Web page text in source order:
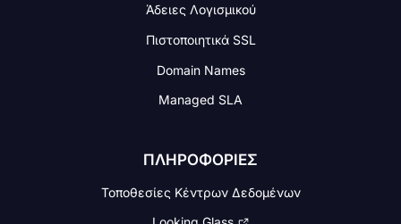
Άδειες Λογισμικού
Πιστοποιητικά SSL
Domain Names
Managed SLA
ΠΛΗΡΟΦΟΡΙΕΣ
Τοποθεσίες Κέντρων Δεδομένων